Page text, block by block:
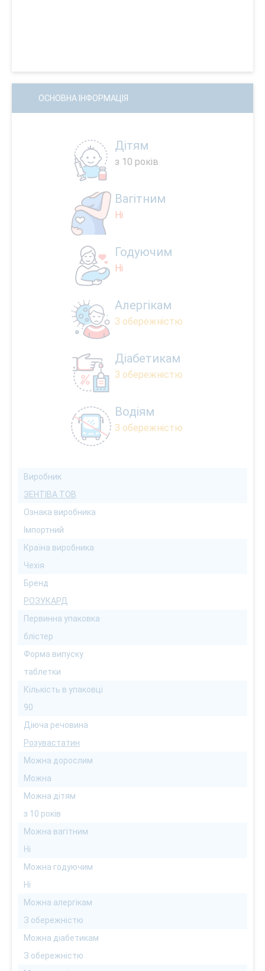
ОСНОВНА ІНФОРМАЦІЯ
Дітям
з 10 років
Вагітним
Ні
Годуючим
Ні
Алергікам
З обережністю
Діабетикам
З обережністю
Водіям
З обережністю
Виробник
ЗЕНТІВА ТОВ
Ознака виробника
Імпортний
Країна виробника
Чехія
Бренд
РОЗУКАРД
Первинна упаковка
блістер
Форма випуску
таблетки
Кількість в упаковці
90
Діюча речовина
Розувастатин
Можна дорослим
Можна
Можна дітям
з 10 років
Можна вагітним
Ні
Можна годуючим
Ні
Можна алергікам
З обережністю
Можна діабетикам
З обережністю